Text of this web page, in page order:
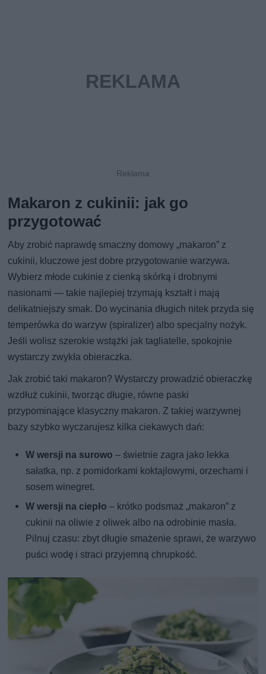
Makaron z cukinii: jak go
przygotować
Aby zrobić naprawdę smaczny domowy „makaron” z
cukinii, kluczowe jest dobre przygotowanie warzywa.
Wybierz młode cukinie z cienką skórką i drobnymi
nasionami — takie najlepiej trzymają kształt i mają
delikatniejszy smak. Do wycinania długich nitek przyda się
temperówka do warzyw (spiralizer) albo specjalny nożyk.
Jeśli wolisz szerokie wstążki jak tagliatelle, spokojnie
wystarczy zwykła obieraczka.
Jak zrobić taki makaron? Wystarczy prowadzić obieraczkę
wzdłuż cukinii, tworząc długie, równe paski
przypominające klasyczny makaron. Z takiej warzywnej
bazy szybko wyczarujesz kilka ciekawych dań:
W wersji na surowo – świetnie zagra jako lekka
sałatka, np. z pomidorkami koktajlowymi, orzechami i
sosem winegret.
W wersji na ciepło – krótko podsmaż „makaron” z
cukinii na oliwie z oliwek albo na odrobinie masła.
Pilnuj czasu: zbyt długie smażenie sprawi, że warzywo
puści wodę i straci przyjemną chrupkość.